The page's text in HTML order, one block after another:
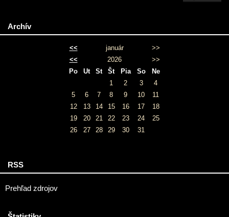
Archív
<< január
>>
<<
2026
>>
Po
Ut St Št Pia So
Ne
1
2 3
4
5
6 7 8 9 10
11
12
13 14 15 16 17
18
19
20 21 22 23 24
25
26
27 28 29 30 31
RSS
Prehľad zdrojov